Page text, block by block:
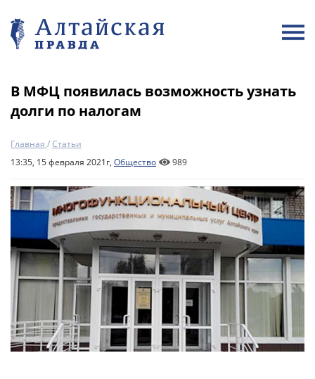
В МФЦ появилась возможность узнать
долги по налогам
Главная /Статьи
13:35, 15 февраля 2021г, Общество 989